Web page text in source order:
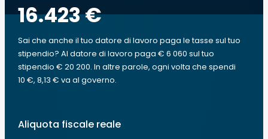
16.423 €
Sai che anche il tuo datore di lavoro paga le tasse sul tuo
stipendio? Al datore di lavoro paga € 6 060 sul tuo
stipendio € 20 200. In altre parole, ogni volta che spendi
10 €, 8,13 € va al governo.
Aliquota fiscale reale